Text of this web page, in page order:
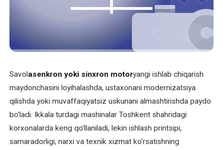
Asinxron
ta'mirlash
Bir
fazali
elektromotorni
qayta
Savolasenkron yoki sinxron motoryangi ishlab chiqarish
maydonchasini loyihalashda, ustaxonani modernizatsiya
qilishda yoki muvaffaqiyatsiz uskunani almashtirishda paydo
bo'ladi. Ikkala turdagi mashinalar Toshkent shahridagi
korxonalarda keng qo'llaniladi, lekin ishlash printsipi,
samaradorligi, narxi va texnik xizmat ko'rsatishning